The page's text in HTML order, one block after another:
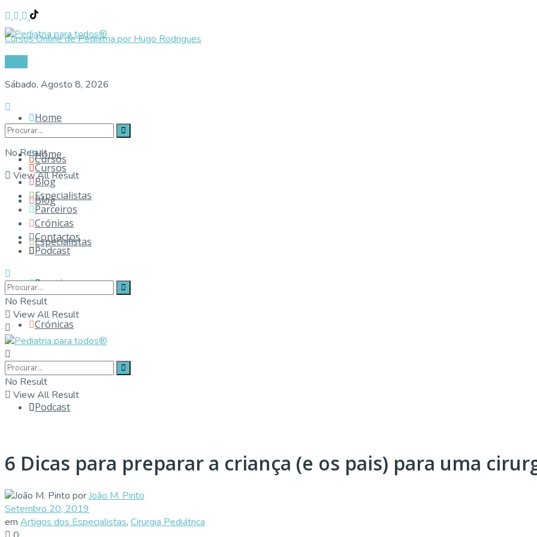
Cursos Online de Pediatria por Hugo Rodrigues
Sábado, Agosto 8, 2026
No Result
View All Result
Home
Cursos
Blog
Especialistas
Parceiros
Crónicas
Contactos
Podcast
Home
Cursos
Blog
Especialistas
Parceiros
Crónicas
Contactos
Podcast
No Result
View All Result
No Result
View All Result
6 Dicas para preparar a criança (e os pais) para uma
porJoão M. Pinto
Setembro 20, 2019
em Artigos dos Especialistas, Cirurgia Pediátrica